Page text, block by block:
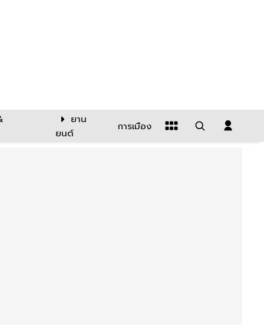
ยาน
ยนต์
การเมือง